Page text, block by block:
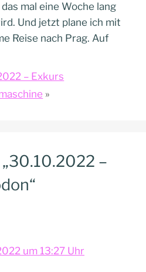
mal eine Woche lang
Und jetzt plane ich mit
Reise nach Prag. Auf
– Exkurs
–
um 13:27 Uhr